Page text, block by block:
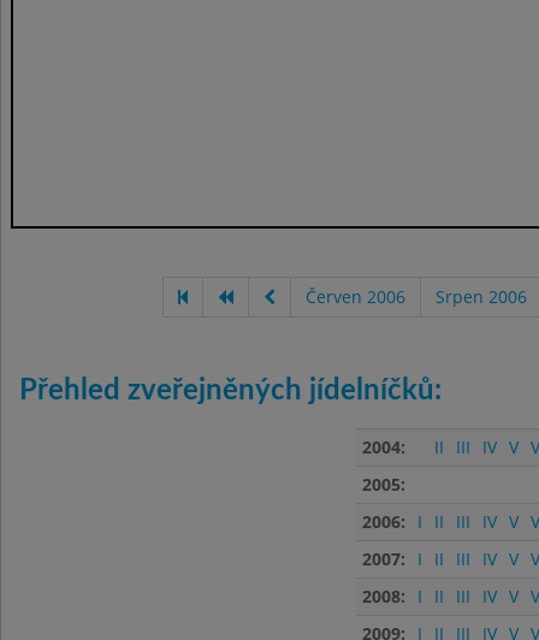
Červen 2006 Srpen 2006
Přehled zveřejněných jídelníčků:
2004: II III IV V
2005:
2006:
I II III IV V
2007:
I II III IV V
2008:
I II III IV V
2009:
I II III IV V